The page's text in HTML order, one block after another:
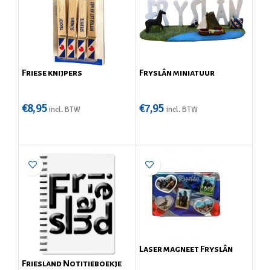
Friese knijpers
€8,95 incl. BTW
Fryslân miniatuur
€7,95 incl. BTW
Friesland Notitieboekje
Laser magneet Fryslân